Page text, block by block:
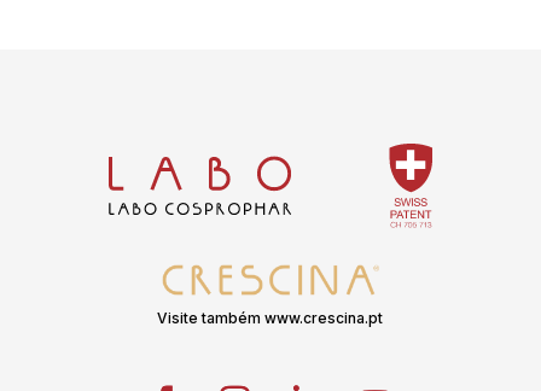
Visite também www.crescina.pt